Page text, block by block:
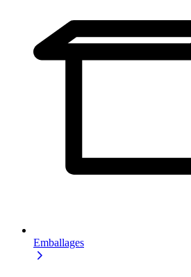
Emballages